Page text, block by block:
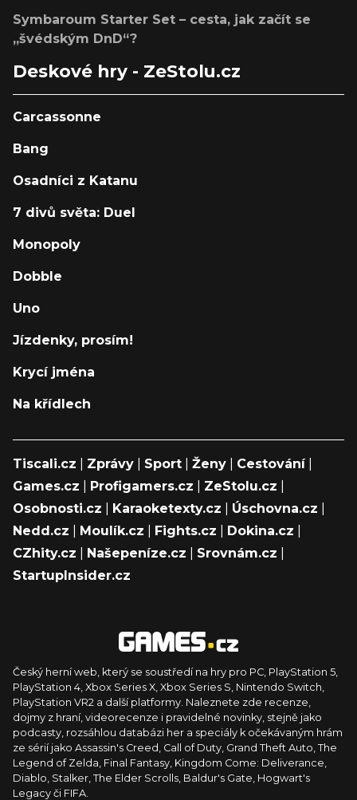
Symbaroum Starter Set – cesta, jak začít se
„švédským DnD“?
Deskové hry - ZeStolu.cz
Carcassonne
Bang
Osadníci z Katanu
7 divů světa: Duel
Monopoly
Dobble
Uno
Jízdenky, prosím!
Krycí jména
Na křídlech
Tiscali.cz Zprávy Sport Ženy Cestování|
Games.cz
Profigamers.cz ZeStolu.cz
Osobnosti.cz
Karaoketexty.cz Úschovna.cz
Nedd.cz
Moulík.cz Fights.cz Dokina.cz
CZhity.cz
Našepeníze.cz Srovnám.cz
StartupInsider.cz
Český herní web, který se soustředí na hry pro PC, PlayStation 5,
PlayStation 4, Xbox Series X, Xbox Series S, Nintendo Switch,
PlayStation VR2 a další platformy. Naleznete zde recenze,
dojmy z hraní, videorecenze i pravidelné novinky, stejně jako
podcasty, rozsáhlou databázi her a speciály k očekávaným hrám
ze sérií jako Assassin's Creed, Call of Duty, Grand Theft Auto, The
Legend of Zelda, Final Fantasy, Kingdom Come: Deliverance,
Diablo, Stalker, The Elder Scrolls, Baldur's Gate, Hogwart's
Legacy či FIFA.